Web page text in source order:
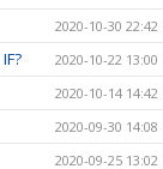
2020-10-30 22:42
2020-10-22 13:00
2020-10-14 14:42
2020-09-30 14:08
2020-09-25 13:02